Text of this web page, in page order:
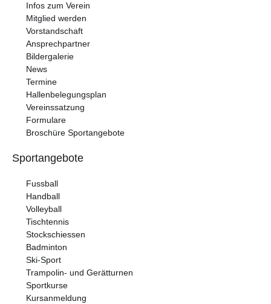
Infos zum Verein
Mitglied werden
Vorstandschaft
Ansprechpartner
Bildergalerie
News
Termine
Hallenbelegungsplan
Vereinssatzung
Formulare
Broschüre Sportangebote
Sportangebote
Fussball
Handball
Volleyball
Tischtennis
Stockschiessen
Badminton
Ski-Sport
Trampolin- und Gerätturnen
Sportkurse
Kursanmeldung